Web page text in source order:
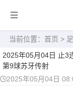
当前位置： 首页 >
2025年05月04日 止3
第9球苏牙传射
2025年05月04日